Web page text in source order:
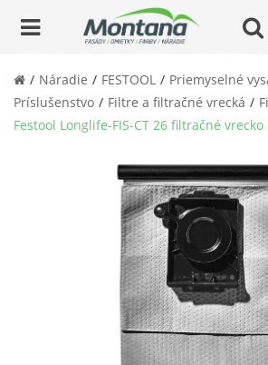
Náradie FESTOOL
Priemyselné
Príslušenstvo
Filtre a filtračné vrecká
Festool Longlife-FIS-CT 26 filtračné